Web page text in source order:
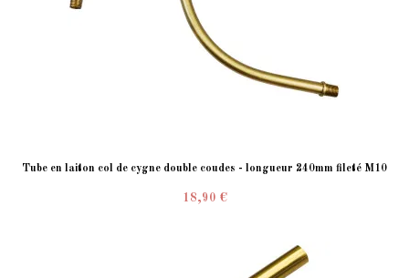
Tube en laiton col de cygne double coudes - longueur 240mm fileté M10
18,90 €